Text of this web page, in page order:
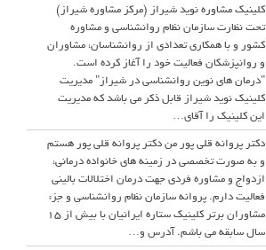
کلینیک مشاوره نوید شیراز (مرکز مشاوره شیراز)
تحت نظارت سازمان نظام روانشناسی و مشاوره
کشور و با همکاری تعدادی از روانشناسان، مشاوران
و روانپزشکان فعالیت خود را آغاز کرده است.
"درمان های نوین روانشناسی در شیراز" مدیریت
کلینیک نوید شیراز قابل ذکر می باشد که مدیریت
این کلینیک را آقای…
دکتر پروانه قلی پور من دکتر پروانه قلی پور هستم
و به صورت تخصصی در زمینه های خانواده درمانی،
ازدواج و مشاوره فردی جهت درمان اختلالات بالینی
فعالیت دارم. پروانه سازمان نظام روانشناسی و جزء
مشاوران برتر کلینیک ستاره ایرانیان با بیش از 15
سال سابقه می باشم. آدرس و…